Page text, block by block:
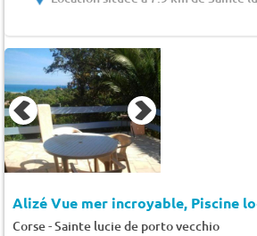
Corse-Sainte lucie de porto vecchio